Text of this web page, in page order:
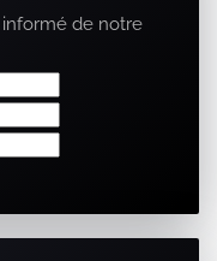
de notre